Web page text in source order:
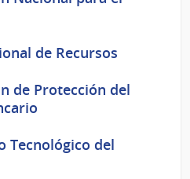
de Recursos
de Protección del
Tecnológico del